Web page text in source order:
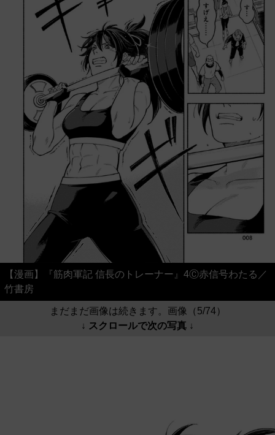
【漫画】『筋肉軍記 信長のトレーナー』4Ⓒ赤信号わたる／
竹書房
まだまだ画像は続きます。画像（5/74）
↓ スクロールで次の写真 ↓